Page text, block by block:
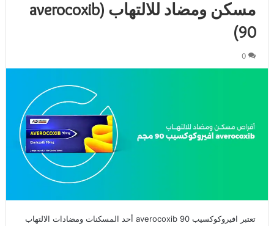
مسكن ومضاد للالتهاب (averocoxib
90)
0
تعتبر افيروكوكسيب 90 averocoxib أحد المسكنات ومضادات الالتهاب